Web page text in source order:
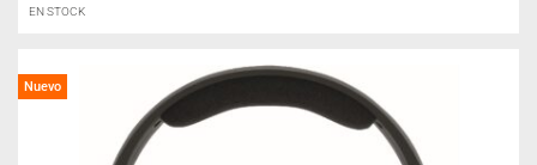
EN STOCK
Nuevo